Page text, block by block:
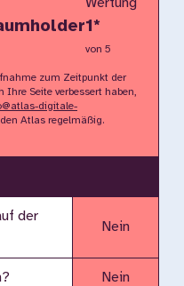
Wertung
1*
von 5
zum Zeitpunkt der
Ihre Seite verbessert haben,
digitale-
Atlas regelmäßig.
der
Nein
Nein